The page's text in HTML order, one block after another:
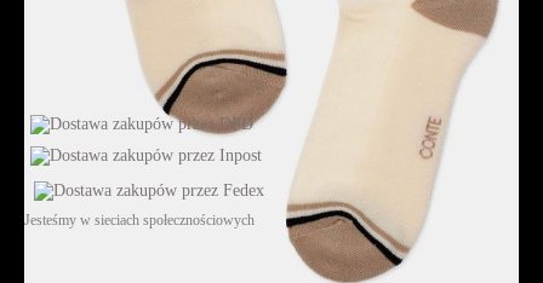
Jesteśmy w sieciach społecznościowych